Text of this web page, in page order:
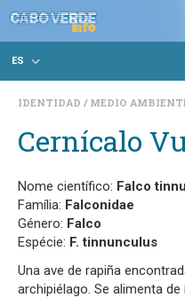
ES
IDENTIDAD MEDIO
Cernícalo
Nome científico: Falco
Família: Falconidae
Género: Falco
Espécie: F. tinnunculus
Una ave de rapiña
archipiélago. Se alimenta